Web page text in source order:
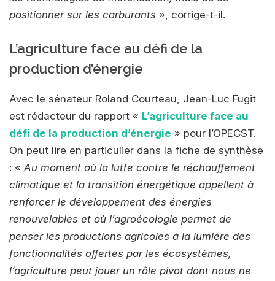
positionner sur les carburants », corrige-t-il.
L’agriculture face au défi de la
production d’énergie
Avec le sénateur Roland Courteau, Jean-Luc Fugit
est rédacteur du rapport « L’agriculture face au
défi de la production d’énergie » pour l’OPECST.
On peut lire en particulier dans la fiche de synthèse
: « Au moment où la lutte contre le réchauffement
climatique et la transition énergétique appellent à
renforcer le développement des énergies
renouvelables et où l’agroécologie permet de
penser les productions agricoles à la lumière des
fonctionnalités offertes par les écosystèmes,
l’agriculture peut jouer un rôle pivot dont nous ne